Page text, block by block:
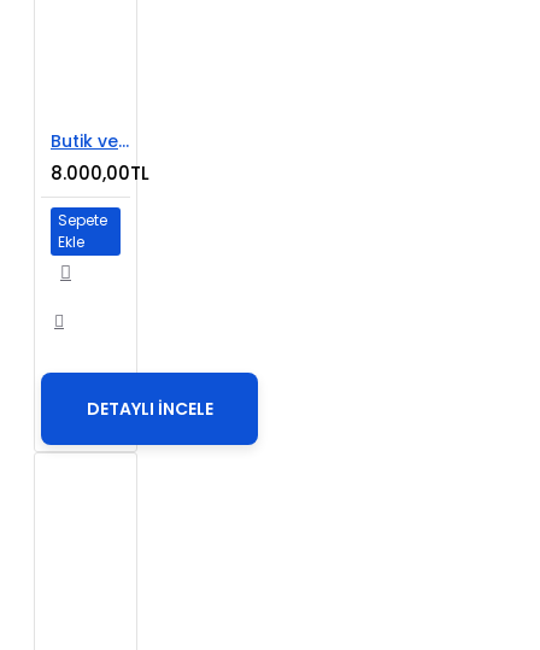
Butik ve Aksesuar E-Ticaret Sitesi
8.000,00TL
Sepete
Ekle
DETAYLI İNCELE